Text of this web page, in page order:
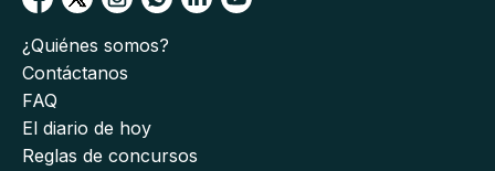
¿Quiénes somos?
Contáctanos
FAQ
El diario de hoy
Reglas de concursos